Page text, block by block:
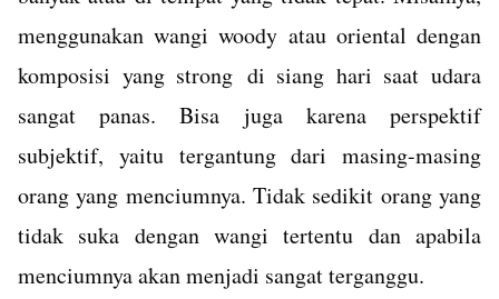
menggunakan wangi woody atau oriental dengan
komposisi yang strong di siang hari saat udara
sangat panas. Bisa juga karena perspektif
subjektif, yaitu tergantung dari masing-masing
orang yang menciumnya. Tidak sedikit orang yang
tidak suka dengan wangi tertentu dan apabila
menciumnya akan menjadi sangat terganggu.